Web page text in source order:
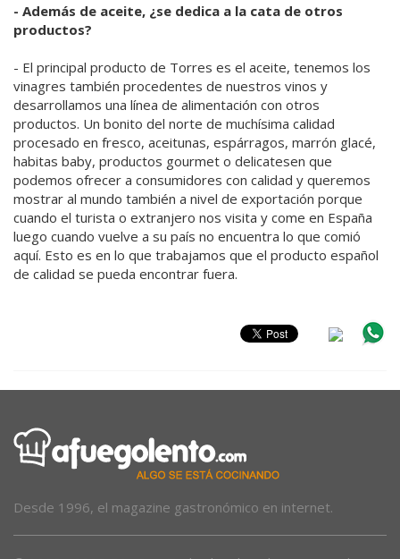
- Además de aceite, ¿se dedica a la cata de otros
productos?
- El principal producto de Torres es el aceite, tenemos los
vinagres también procedentes de nuestros vinos y
desarrollamos una línea de alimentación con otros
productos. Un bonito del norte de muchísima calidad
procesado en fresco, aceitunas, espárragos, marrón glacé,
habitas baby, productos gourmet o delicatesen que
podemos ofrecer a consumidores con calidad y queremos
mostrar al mundo también a nivel de exportación porque
cuando el turista o extranjero nos visita y come en España
luego cuando vuelve a su país no encuentra lo que comió
aquí. Esto es en lo que trabajamos que el producto español
de calidad se pueda encontrar fuera.
Desde 1996, el magazine gastronómico en internet.